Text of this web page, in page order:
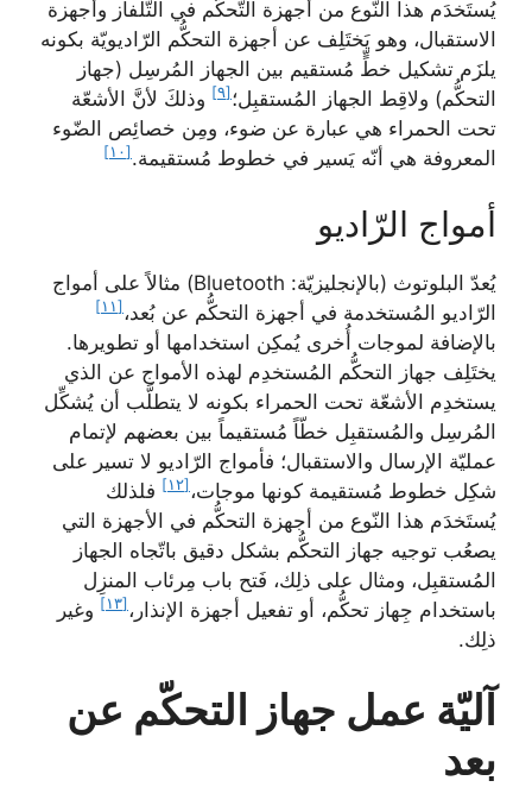
يُستَخدَم هذا النّوع من أجهزة التّحكُّم في التّلفاز وأجهزة
الاستقبال، وهو يَختَلِف عن أجهزة التحكُّم الرّاديويّة بكونه
يلزَم تشكيل خطٍّ مُستقيم بين الجهاز المُرسِل (جهاز
التحكُّم) ولاقِط الجهاز المُستقبِل؛ [٩]
وذلكَ لأنَّ الأشعّة
تحت الحمراء هي عبارة عن ضوء، ومِن خصائِص الضّوء
المعروفة هي أنّه يَسير في خطوط مُستقيمة. [١٠]
أمواج الرّاديو
يُعدّ البلوتوث (بالإنجليزيّة: Bluetooth) مثالاً على أمواج
الرّاديو المُستخدمة في أجهزة التحكُّم عن بُعد، [١١]
بالإضافة لموجات أُخرى يُمكِن استخدامها أو تطويرها.
يختَلِف جهاز التحكُّم المُستخدِم لهذه الأمواج عن الذي
يستخدِم الأشعّة تحت الحمراء بكونه لا يتطلَّب أن يُشكِّل
المُرسِل والمُستقبِل خطّاً مُستقيماً بين بعضهم لإتمام
عمليّة الإرسال والاستقبال؛ فأمواج الرّاديو لا تسير على
شكِل خطوط مُستقيمة كونها موجات، [١٢]
فلذلك
يُستَخدَم هذا النّوع من أجهزة التحكُّم في الأجهزة التي
يصعُب توجيه جهاز التحكُّم بشكل دقيق باتّجاه الجهاز
المُستقبِل، ومثال على ذلِك، فَتح باب مِرئاب المنزِل
باستخدام جِهاز تحكُّم، أو تفعيل أجهزة الإنذار، [١٣]
وغير
ذلِك.
آليّة عمل جهاز التحكّم عن
بعد